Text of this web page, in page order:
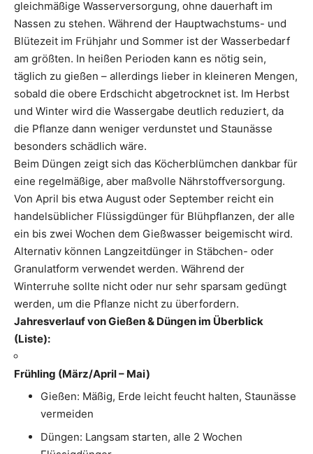
gleichmäßige Wasserversorgung, ohne dauerhaft im
Nassen zu stehen. Während der Hauptwachstums- und
Blütezeit im Frühjahr und Sommer ist der Wasserbedarf
am größten. In heißen Perioden kann es nötig sein,
täglich zu gießen – allerdings lieber in kleineren Mengen,
sobald die obere Erdschicht abgetrocknet ist. Im Herbst
und Winter wird die Wassergabe deutlich reduziert, da
die Pflanze dann weniger verdunstet und Staunässe
besonders schädlich wäre.
Beim Düngen zeigt sich das Köcherblümchen dankbar für
eine regelmäßige, aber maßvolle Nährstoffversorgung.
Von April bis etwa August oder September reicht ein
handelsüblicher Flüssigdünger für Blühpflanzen, der alle
ein bis zwei Wochen dem Gießwasser beigemischt wird.
Alternativ können Langzeitdünger in Stäbchen- oder
Granulatform verwendet werden. Während der
Winterruhe sollte nicht oder nur sehr sparsam gedüngt
werden, um die Pflanze nicht zu überfordern.
Jahresverlauf von Gießen & Düngen im Überblick
(Liste):
Frühling (März/April – Mai)
Gießen: Mäßig, Erde leicht feucht halten, Staunässe
vermeiden
Düngen: Langsam starten, alle 2 Wochen